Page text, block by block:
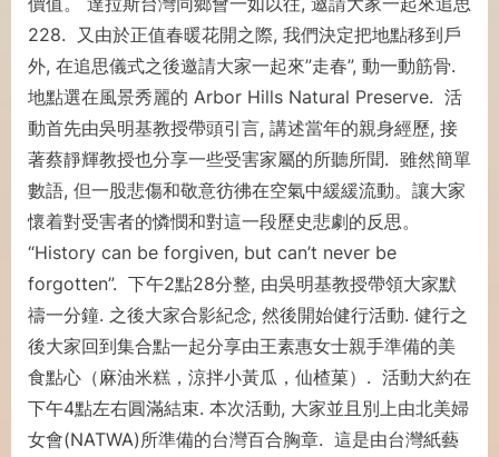
228. 又由於正值春暖花開之際, 我們決定把地點移到戶
外, 在追思儀式之後邀請大家一起來”走春”, 動一動筋骨.
地點選在風景秀麗的 Arbor Hills Natural Preserve. 活
動首先由吳明基教授帶頭引言, 講述當年的親身經歷, 接
著蔡靜輝教授也分享一些受害家屬的所聽所聞. 雖然簡單
數語, 但一股悲傷和敬意彷彿在空氣中緩緩流動。讓大家
懷着對受害者的憐憫和對這一段歷史悲劇的反思。
“History can be forgiven, but can’t never be
forgotten”. 下午2點28分整, 由吳明基教授帶領大家默
禱一分鐘. 之後大家合影紀念, 然後開始健行活動. 健行之
後大家回到集合點一起分享由王素惠女士親手準備的美
食點心（麻油米糕，涼拌小黃瓜，仙楂菓）. 活動大約在
下午4點左右圓滿結束. 本次活動, 大家並且別上由北美婦
女會(NATWA)所準備的台灣百合胸章. 這是由台灣紙藝